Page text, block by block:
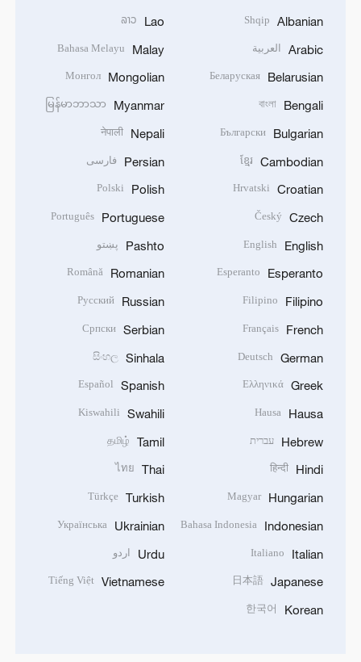
Albanian
Shqip
Arabic العربية
Belarusian
Беларуская
Bengali
বাংলা
Bulgarian
Български
Cambodian
ខ្មែរ
Croatian
Hrvatski
Czech
Český
English
English
Esperanto
Esperanto
Filipino
Filipino
French
Français
German
Deutsch
Greek
Ελληνικά
Hausa
Hausa
Hebrew עברית
Hindi
हिन्दी
Hungarian
Magyar
Indonesian
Bahasa Indonesia
Italian
Italiano
Japanese
日本語
Korean
한국어
Lao
ລາວ
Malay
Bahasa Melayu
Mongolian
Монгол
Myanmar
မြန်မာဘာသာ
Nepali
नेपाली
Persian فارسی
Polish
Polski
Portuguese
Português
Pashto پښتو
Romanian
Română
Russian
Русский
Serbian
Српски
Sinhala
සිංහල
Spanish
Español
Swahili
Kiswahili
Tamil
தமிழ்
Thai
ไทย
Turkish
Türkçe
Ukrainian
Українська
Urdu اردو
Vietnamese
Tiếng Việt